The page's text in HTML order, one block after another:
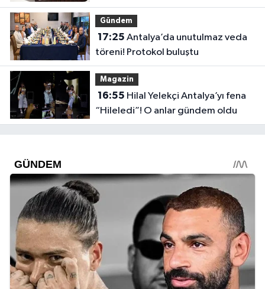
Gündem
17:25
töreni! Protokol buluştu
Magazin
16:55
“Hileledi”! O anlar gündem oldu